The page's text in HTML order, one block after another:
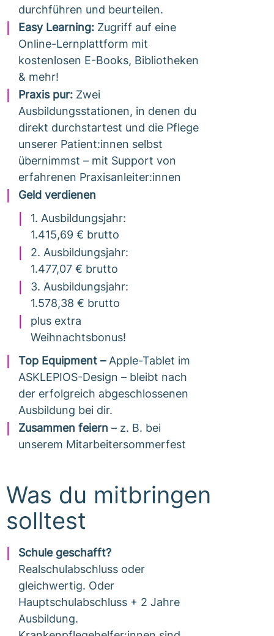
durchführen und beurteilen.
Easy Learning: Zugriff auf eine
Online-Lernplattform mit
kostenlosen E-Books, Bibliotheken
& mehr!
Praxis pur: Zwei
Ausbildungsstationen, in denen du
direkt durchstartest und die Pflege
unserer Patient:innen selbst
übernimmst – mit Support von
erfahrenen Praxisanleiter:innen
Geld verdienen
1. Ausbildungsjahr:
1.415,69 € brutto
2. Ausbildungsjahr:
1.477,07 € brutto
3. Ausbildungsjahr:
1.578,38 € brutto
plus extra
Weihnachtsbonus!
Top Equipment – Apple-Tablet im
ASKLEPIOS-Design – bleibt nach
der erfolgreich abgeschlossenen
Ausbildung bei dir.
Zusammen feiern – z. B. bei
unserem Mitarbeitersommerfest
Was du mitbringen
solltest
Schule geschafft?
Realschulabschluss oder
gleichwertig. Oder
Hauptschulabschluss + 2 Jahre
Ausbildung.